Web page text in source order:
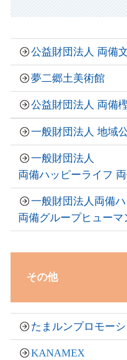
公益財団法人 両備
夢二郷土美術館
公益財団法人 両備
一般財団法人 地域
一般財団法人
両備ハッピーライフ
一般財団法人両備
両備グループヒュー
その他
たまルンプロモー
KANAMEX